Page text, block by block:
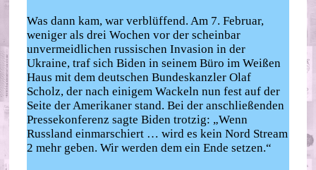
Was dann kam, war verblüffend. Am 7. Februar,
weniger als drei Wochen vor der scheinbar
unvermeidlichen russischen Invasion in der
Ukraine, traf sich Biden in seinem Büro im Weißen
Haus mit dem deutschen Bundeskanzler Olaf
Scholz, der nach einigem Wackeln nun fest auf der
Seite der Amerikaner stand. Bei der anschließenden
Pressekonferenz sagte Biden trotzig: „Wenn
Russland einmarschiert … wird es kein Nord Stream
2 mehr geben. Wir werden dem ein Ende setzen.“